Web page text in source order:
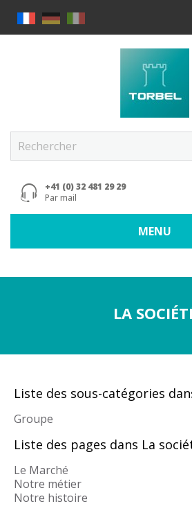
+41 (0) 32 481 29 29
Par mail
MENU
LA
Liste des sous-catégories
Groupe
Liste des pages dans La
Le Marché
Notre métier
Notre histoire